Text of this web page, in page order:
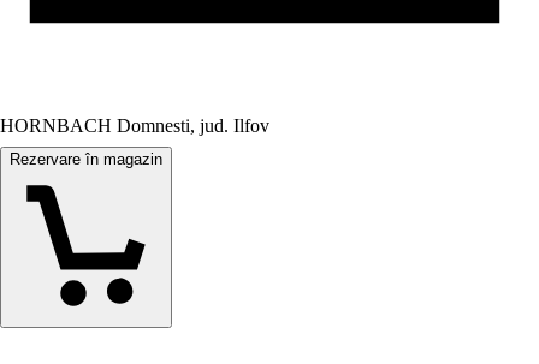
HORNBACH Domnesti, jud. Ilfov
Rezervare în magazin